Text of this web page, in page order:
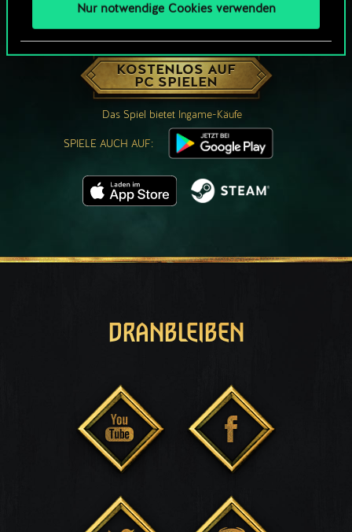
Nur notwendige Cookies verwenden
WIE WÄR’S MIT EINER RUNDE GWENT?
KOSTENLOS AUF
PC SPIELEN
Das Spiel bietet Ingame-Käufe
SPIELE AUCH AUF:
DRANBLEIBEN